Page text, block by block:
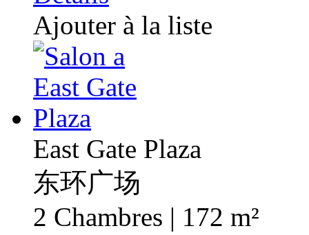
Ajouter à la liste
East Gate Plaza
东环广场
2 Chambres | 172 m²